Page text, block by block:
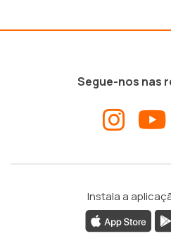
Segue-nos nas
Instala a